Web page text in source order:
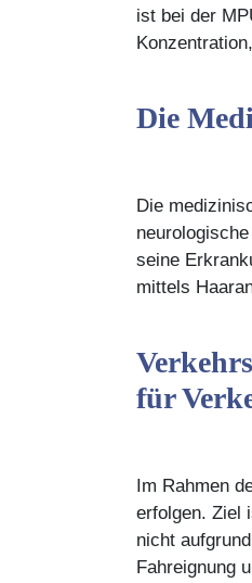
ist bei der
Die
Die
seine
mittels
für
Im Rahmen
erfolgen. Ziel
nicht
Fahreignung